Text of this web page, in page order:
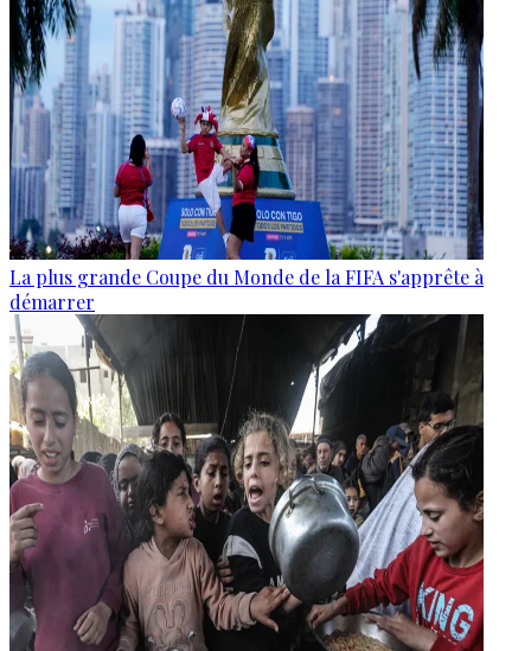
La plus grande Coupe du Monde de la FIFA s'apprête à
démarrer